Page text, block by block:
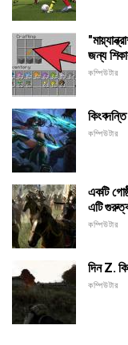
জন্য
কম্পিউটার
কম্পিউটার
একটি
এটি
কম্পিউটার
দিন Z.
কম্পিউটার